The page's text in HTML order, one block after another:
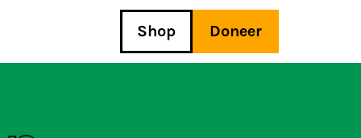
Shop Doneer